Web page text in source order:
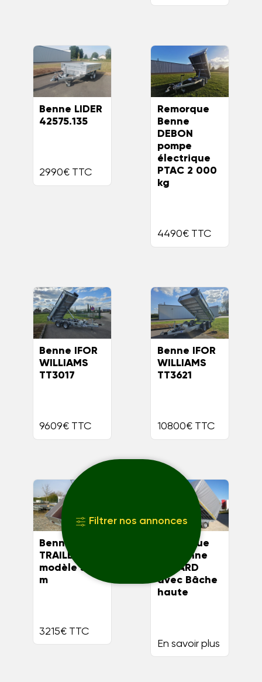
Filtrer nos annonces
Benne LIDER
42575.135
2990€ TTC
Remorque
Benne
DEBON
pompe
électrique
PTAC 2 000
kg
4490€ TTC
Benne IFOR
WILLIAMS
TT3017
9609€ TTC
Benne IFOR
WILLIAMS
TT3621
10800€ TTC
Benne BW
TRAILERS
modèle 3.00
m
3215€ TTC
Remorque
Tri-Benne
EDUARD
avec Bâche
haute
En savoir plus